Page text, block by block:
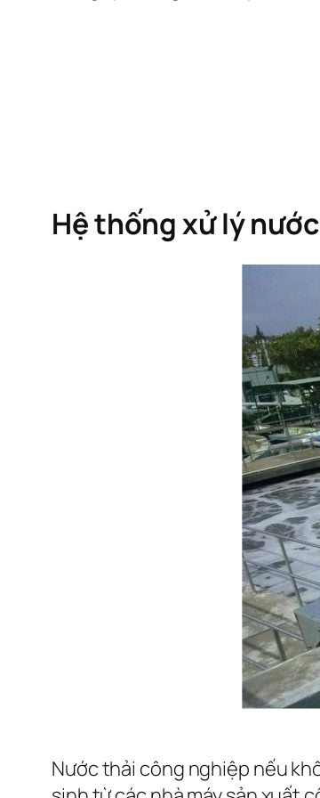
Hệ thống xử lý
Nước thải công nghiệp nếu